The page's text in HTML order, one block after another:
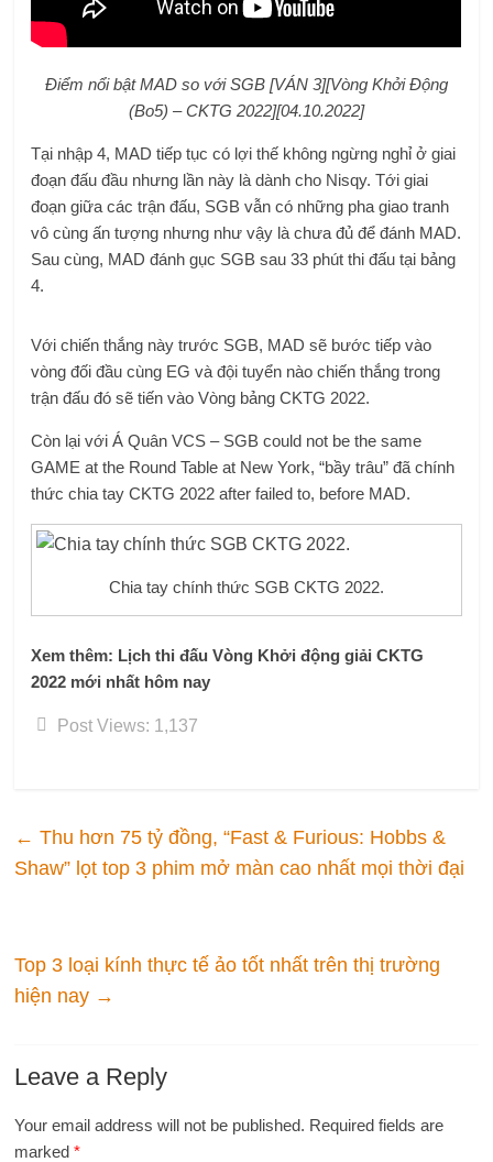
Điểm nổi bật MAD so với SGB [VÁN 3][Vòng Khởi Động
(Bo5) – CKTG 2022][04.10.2022]
Tại nhập 4, MAD tiếp tục có lợi thế không ngừng nghỉ ở giai
đoạn đấu đầu nhưng lần này là dành cho Nisqy. Tới giai
đoạn giữa các trận đấu, SGB vẫn có những pha giao tranh
vô cùng ấn tượng nhưng như vậy là chưa đủ để đánh MAD.
Sau cùng, MAD đánh gục SGB sau 33 phút thi đấu tại bảng
4.
Với chiến thắng này trước SGB, MAD sẽ bước tiếp vào
vòng đối đầu cùng EG và đội tuyển nào chiến thắng trong
trận đấu đó sẽ tiến vào Vòng bảng CKTG 2022.
Còn lại với Á Quân VCS – SGB could not be the same
GAME at the Round Table at New York, “bầy trâu” đã chính
thức chia tay CKTG 2022 after failed to, before MAD.
Chia tay chính thức SGB CKTG 2022.
Xem thêm: Lịch thi đấu Vòng Khởi động giải CKTG
2022 mới nhất hôm nay
Post Views: 1,137
← Thu hơn 75 tỷ đồng, “Fast & Furious: Hobbs &
Shaw” lọt top 3 phim mở màn cao nhất mọi thời đại
Top 3 loại kính thực tế ảo tốt nhất trên thị trường
hiện nay →
Leave a Reply
Your email address will not be published. Required fields are
marked*